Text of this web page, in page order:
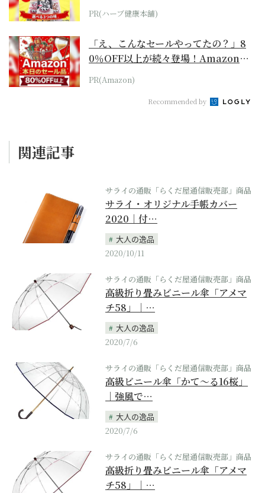
PR(ハーブ健康本舗)
「え、こんなセールやってたの？」8
0％OFF以上が続々登場！Amazonの
本気が...
PR(Amazon)
Recommended by
関連記事
サライの通販「らくだ屋通信販売部」商品
サライ・オリジナル手帳カバー
2020｜付…
大人の逸品
2020/10/11
サライの通販「らくだ屋通信販売部」商品
高級折り畳みビニール傘「アメマ
チ58」｜…
大人の逸品
2020/7/6
サライの通販「らくだ屋通信販売部」商品
高級ビニール傘「かて～る16桜」
｜強風で…
大人の逸品
2020/7/6
サライの通販「らくだ屋通信販売部」商品
高級折り畳みビニール傘「アメマ
チ58」｜…